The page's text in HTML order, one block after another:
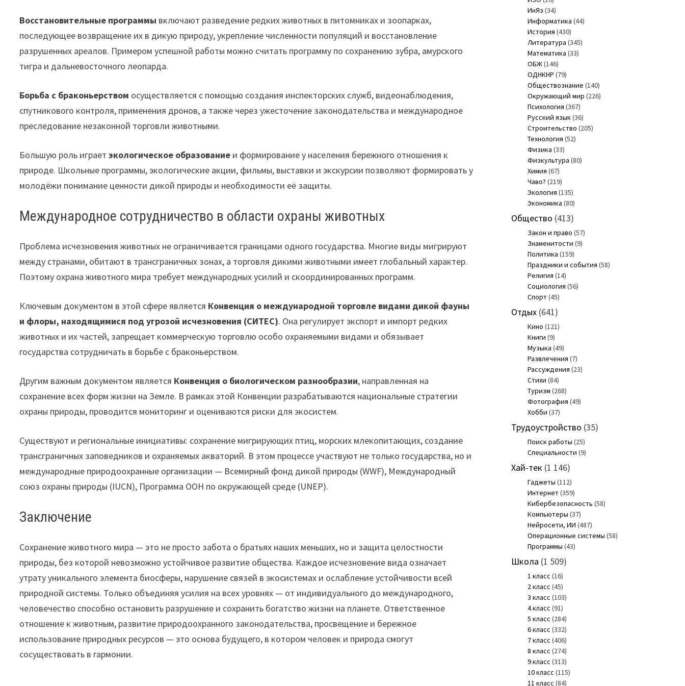
Восстановительные программы включают разведение редких животных в питомниках и зоопарках,
последующее возвращение их в дикую природу, укрепление численности популяций и восстановление
разрушенных ареалов. Примером успешной работы можно считать программу по сохранению зубра, амурского
тигра и дальневосточного леопарда.
Борьба с браконьерством осуществляется с помощью создания инспекторских служб, видеонаблюдения,
спутникового контроля, применения дронов, а также через ужесточение законодательства и международное
преследование незаконной торговли животными.
Большую роль играетэкологическое образование и формирование у населения бережного отношения к
природе. Школьные программы, экологические акции, фильмы, выставки и экскурсии позволяют формировать у
молодёжи понимание ценности дикой природы и необходимости её защиты.
Международное сотрудничество в области охраны животных
Проблема исчезновения животных не ограничивается границами одного государства. Многие виды мигрируют
между странами, обитают в трансграничных зонах, а торговля дикими животными имеет глобальный характер.
Поэтому охрана животного мира требует международных усилий и скоординированных программ.
Ключевым документом в этой сфере является Конвенция о международной торговле видами дикой фауны
и флоры, находящимися под угрозой исчезновения (СИТЕС). Она регулирует экспорт и импорт редких
животных и их частей, запрещает коммерческую торговлю особо охраняемыми видами и обязывает
государства сотрудничать в борьбе с браконьерством.
Другим важным документом является Конвенция о биологическом разнообразии, направленная на
сохранение всех форм жизни на Земле. В рамках этой Конвенции разрабатываются национальные стратегии
охраны природы, проводится мониторинг и оцениваются риски для экосистем.
Существуют и региональные инициативы: сохранение мигрирующих птиц, морских млекопитающих, создание
трансграничных заповедников и охраняемых акваторий. В этом процессе участвуют не только государства, но и
международные природоохранные организации — Всемирный фонд дикой природы (WWF), Международный
союз охраны природы (IUCN), Программа ООН по окружающей среде (UNEP).
Заключение
Сохранение животного мира — это не просто забота о братьях наших меньших, но и защита целостности
природы, без которой невозможно устойчивое развитие общества. Каждое исчезновение вида означает
утрату уникального элемента биосферы, нарушение связей в экосистемах и ослабление устойчивости всей
природной системы. Только объединяя усилия на всех уровнях — от индивидуального до международного,
человечество способно остановить разрушение и сохранить богатство жизни на планете. Ответственное
отношение к животным, развитие природоохранного законодательства, просвещение и бережное
использование природных ресурсов — это основа будущего, в котором человек и природа смогут
сосуществовать в гармонии.
ИнЯз (34)
Информатика (44)
История (430)
Литература (345)
Математика (33)
ОБЖ(146)
ОДНКНР (79)
Обществознание (140)
Окружающий мир (226)
Психология (367)
Русский язык(36)
Строительство (205)
Технология (52)
Физика (33)
Физкультура (80)
Химия (67)
Чаво? (219)
Экология (135)
Экономика (80)
Общество (413)
Закон и право (57)
Знаменитости (9)
Политика (159)
Праздники и события (58)
Религия (14)
Социология (56)
Спорт(45)
Отдых(641)
Кино (121)
Книги (9)
Музыка (49)
Развлечения (7)
Рассуждения (23)
Стихи (84)
Туризм (268)
Фотография (49)
Хобби (37)
Трудоустройство (35)
Поиск работы (25)
Специальности (9)
Хай-тек (1 146)
Гаджеты (112)
Интернет(359)
Кибербезопасность (58)
Компьютеры (37)
Нейросети, ИИ (487)
Операционные системы (58)
Программы (43)
Школа (1 509)
1 класс (16)
2 класс (45)
3 класс (103)
4 класс (91)
5 класс (284)
6 класс (332)
7 класс (406)
8 класс (274)
9 класс (313)
10 класс (115)
11 класс (84)